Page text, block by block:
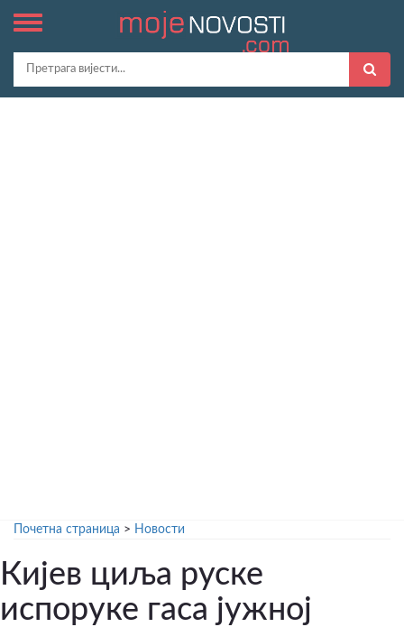
Почетна страница > Новости
Кијев циља руске
испоруке гаса јужној